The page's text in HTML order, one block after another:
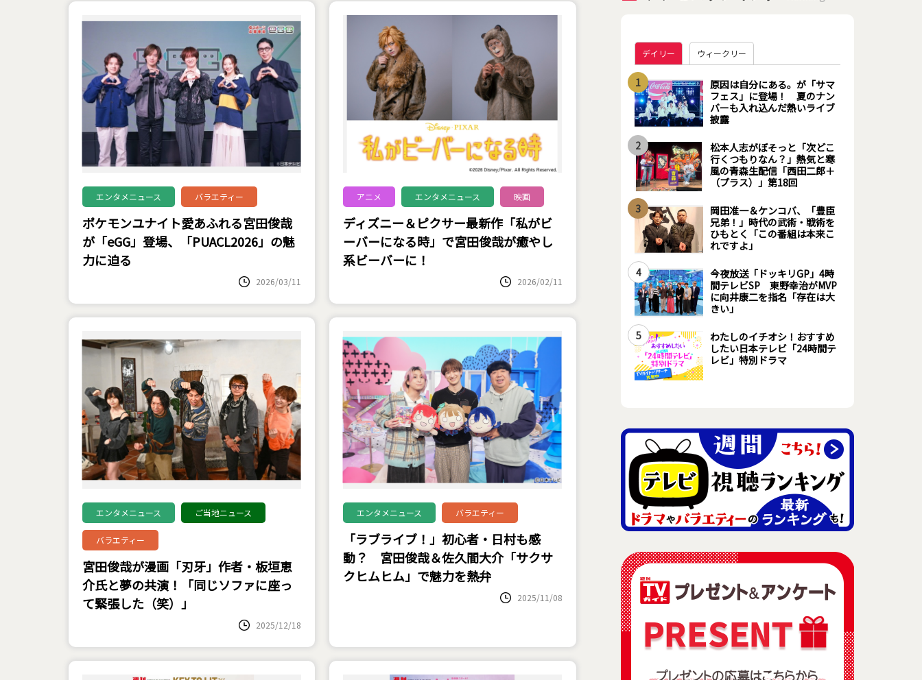
エンタメニュース バラエティー
ポケモンユナイト愛あふれる宮田俊哉
が「eGG」登場、「PUACL2026」の魅
力に迫る
2026/03/11
アニメ エンタメニュース 映画
ディズニー＆ピクサー最新作「私がビ
ーバーになる時」で宮田俊哉が癒やし
系ビーバーに！
2026/02/11
エンタメニュース ご当地ニュース
バラエティー
宮田俊哉が漫画「刃牙」作者・板垣恵
介氏と夢の共演！「同じソファに座っ
て緊張した（笑）」
2025/12/18
エンタメニュース バラエティー
「ラブライブ！」初心者・日村も感
動？ 宮田俊哉＆佐久間大介「サクサ
クヒムヒム」で魅力を熱弁
2025/11/08
デイリー ウィークリー
1
原因は自分にある。が「サマ
フェス」に登場！ 夏のナン
バーも入れ込んだ熱いライブ
披露
2
松本人志がぼそっと「次どこ
行くつもりなん？」熱気と寒
風の青森生配信「西田二郎＋
（プラス）」第18回
3
岡田准一＆ケンコバ、「豊臣
兄弟！」時代の武術・戦術を
ひもとく「この番組は本来こ
れですよ」
4
今夜放送「ドッキリGP」4時
間テレビSP 東野幸治がMVP
に向井康二を指名「存在は大
きい」
5
わたしのイチオシ！おすすめ
したい日本テレビ「24時間テ
レビ」特別ドラマ